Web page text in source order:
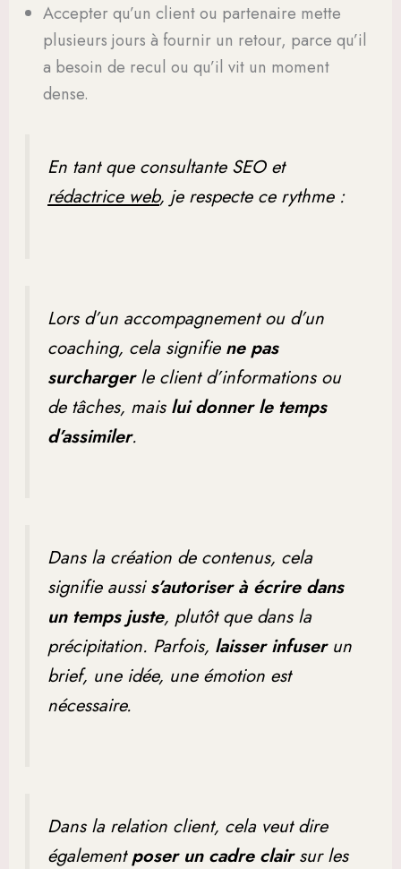
Accepter qu’un client ou partenaire mette
plusieurs jours à fournir un retour, parce qu’il
a besoin de recul ou qu’il vit un moment
dense.
En tant que consultante SEO et
rédactrice web, je respecte ce rythme :
Lors d’un accompagnement ou d’un
coaching, cela signifie ne pas
surchargerle client d’informations ou
de tâches, mais lui donner le temps
d’assimiler.
Dans la création de contenus, cela
signifie aussis’autoriser à écrire dans
un temps juste, plutôt que dans la
précipitation. Parfois, laisser infuserun
brief, une idée, une émotion est
nécessaire.
Dans la relation client, cela veut dire
égalementposer un cadre clairsur les